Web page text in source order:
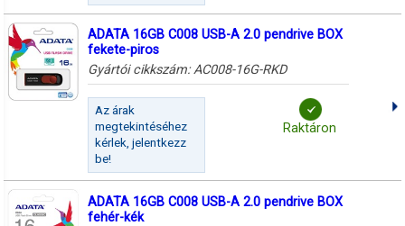
ADATA 16GB C008 USB-A 2.0 pendrive BOX
fekete-piros
Gyártói cikkszám:AC008-16G-RKD
Az árak
megtekintéséhez
kérlek, jelentkezz
be!
Raktáron
ADATA 16GB C008 USB-A 2.0 pendrive BOX
fehér-kék